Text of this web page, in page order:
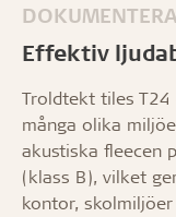
Effektiv
Troldtekt tiles
många olika
akustiska fleecen
(klass B), vilket
kontor,